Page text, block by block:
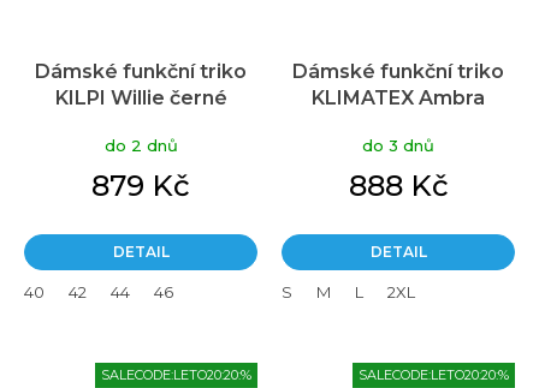
Dámské funkční triko
KILPI Willie černé
do 2 dnů
879 Kč
DETAIL
40 42 44 46
Dámské funkční triko
KLIMATEX Ambra
do 3 dnů
888 Kč
DETAIL
S M L 2XL
SALECODE:LETO20:20:% SALECODE:LETO20:20:%